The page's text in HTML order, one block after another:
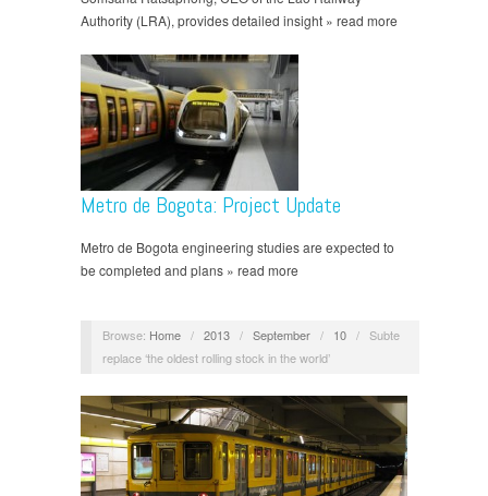
Authority (LRA), provides detailed insight » read more
Metro de Bogota: Project Update
Metro de Bogota engineering studies are expected to
be completed and plans » read more
Browse: Home / 2013 / September / 10 / Subte
replace ‘the oldest rolling stock in the world’